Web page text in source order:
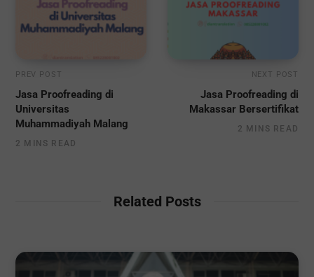
PREV POST
Jasa Proofreading di
Universitas
Muhammadiyah Malang
2 MINS READ
NEXT POST
Jasa Proofreading di
Makassar Bersertifikat
2 MINS READ
Related Posts